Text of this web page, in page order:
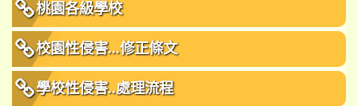
桃園各級學校
校園性侵害...修正條文
學校性侵害..處理流程